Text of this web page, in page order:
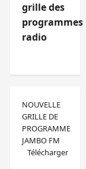
grille des
programmes
radio
NOUVELLE
GRILLE DE
PROGRAMME
JAMBO FM
Télécharger